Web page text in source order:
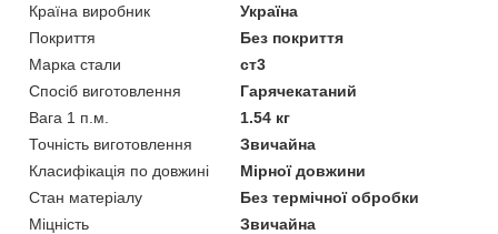
Країна виробник
Україна
Покриття
Без покриття
Марка стали
ст3
Спосіб виготовлення
Гарячекатаний
Вага 1 п.м.
1.54 кг
Точність виготовлення
Звичайна
Класифікація по довжині
Мірної довжини
Стан матеріалу
Без термічної обробки
Міцність
Звичайна